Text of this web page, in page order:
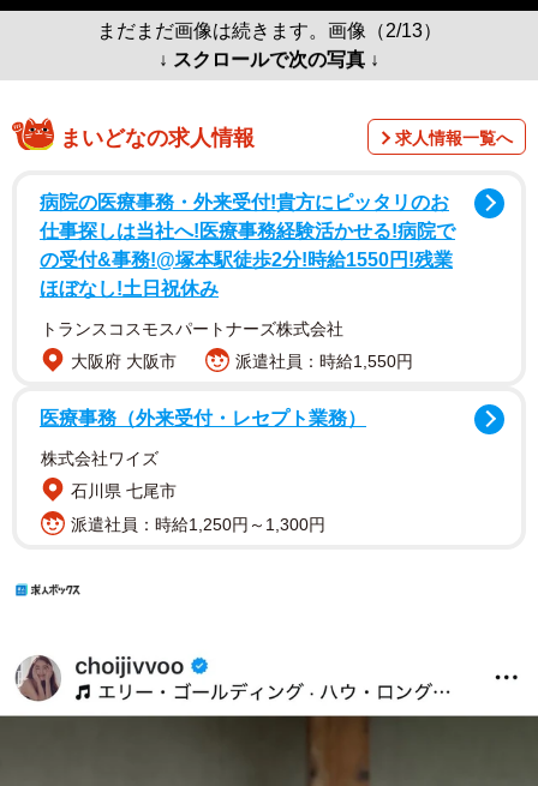
まだまだ画像は続きます。画像（2/13）
↓ スクロールで次の写真 ↓
まいどなの求人情報 求人情報一覧へ
病院の医療事務・外来受付!貴方にピッタリのお
仕事探しは当社へ!医療事務経験活かせる!病院で
の受付&事務!@塚本駅徒歩2分!時給1550円!残業
ほぼなし!土日祝休み
トランスコスモスパートナーズ株式会社
大阪府 大阪市
派遣社員：時給1,550円
医療事務（外来受付・レセプト業務）
株式会社ワイズ
石川県 七尾市
派遣社員：時給1,250円～1,300円